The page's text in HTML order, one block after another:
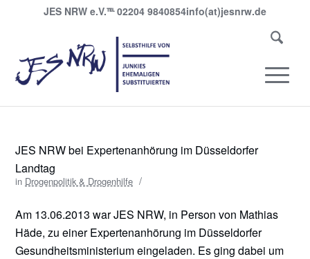
JES NRW e.V.℡02204 9840854info(at)jesnrw.de
JES NRW bei Expertenanhörung im Düsseldorfer
Landtag
in Drogenpolitik & Drogenhilfe /
Am 13.06.2013 war JES NRW, in Person von Mathias
Häde, zu einer Expertenanhörung im Düsseldorfer
Gesundheitsministerium eingeladen. Es ging dabei um